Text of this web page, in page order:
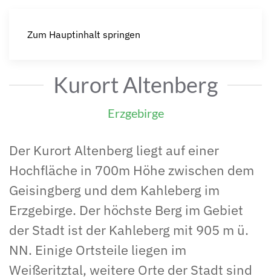
Zum Hauptinhalt springen
Kurort Altenberg
Erzgebirge
Der Kurort Altenberg liegt auf einer
Hochfläche in 700m Höhe zwischen dem
Geisingberg und dem Kahleberg im
Erzgebirge. Der höchste Berg im Gebiet
der Stadt ist der Kahleberg mit 905 m ü.
NN. Einige Ortsteile liegen im
Weißeritztal, weitere Orte der Stadt sind